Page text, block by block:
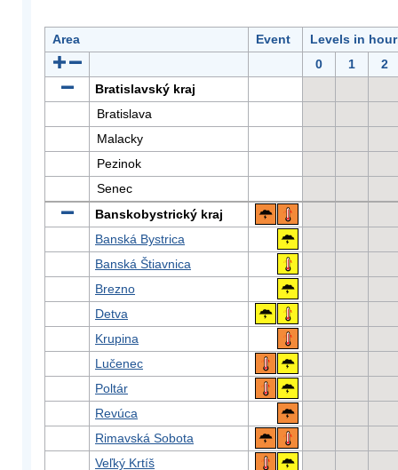
Area Event
Levels in
0
1
2
Bratislavský kraj
Bratislava
Malacky
Pezinok
Senec
Banskobystrický kraj
Banská Bystrica
Banská Štiavnica
Brezno
Detva
Krupina
Lučenec
Poltár
Revúca
Rimavská Sobota
Veľký Krtíš